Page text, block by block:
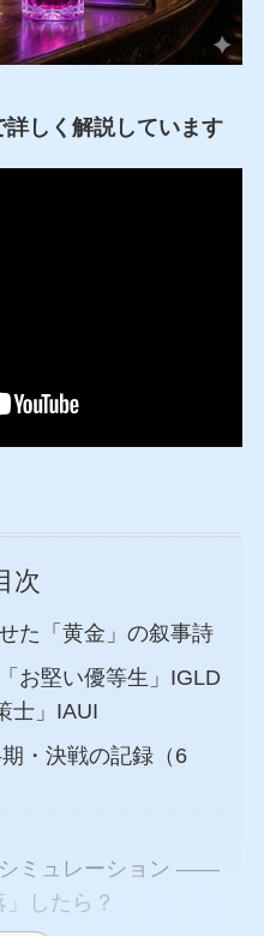
しく解説しています
次
た「黄金」の叙事詩
お堅い優等生」IGLD
士」IAUI
・決戦の記録（6
ミュレーション ——
したら？